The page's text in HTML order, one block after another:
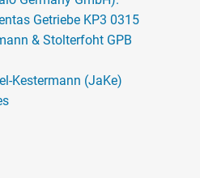
Getriebe KP3 0315
& Stolterfoht GPB
Kestermann (JaKe)